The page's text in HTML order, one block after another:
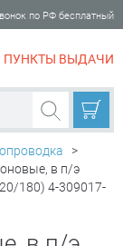
по РФ бесплатный
ПУНКТЫ ВЫДАЧИ
>
в п/э
180) 4-309017-